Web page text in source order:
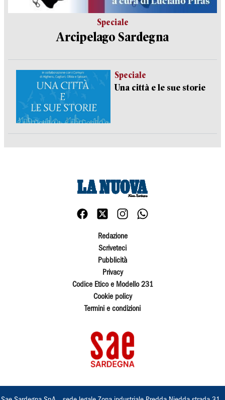
Speciale
Arcipelago Sardegna
Speciale
Una città e le sue storie
Redazione
Scriveteci
Pubblicità
Privacy
Codice Etico e Modello 231
Cookie policy
Termini e condizioni